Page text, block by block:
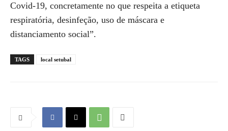
Covid-19, concretamente no que respeita a etiqueta
respiratória, desinfeção, uso de máscara e
distanciamento social”.
TAGS local setubal